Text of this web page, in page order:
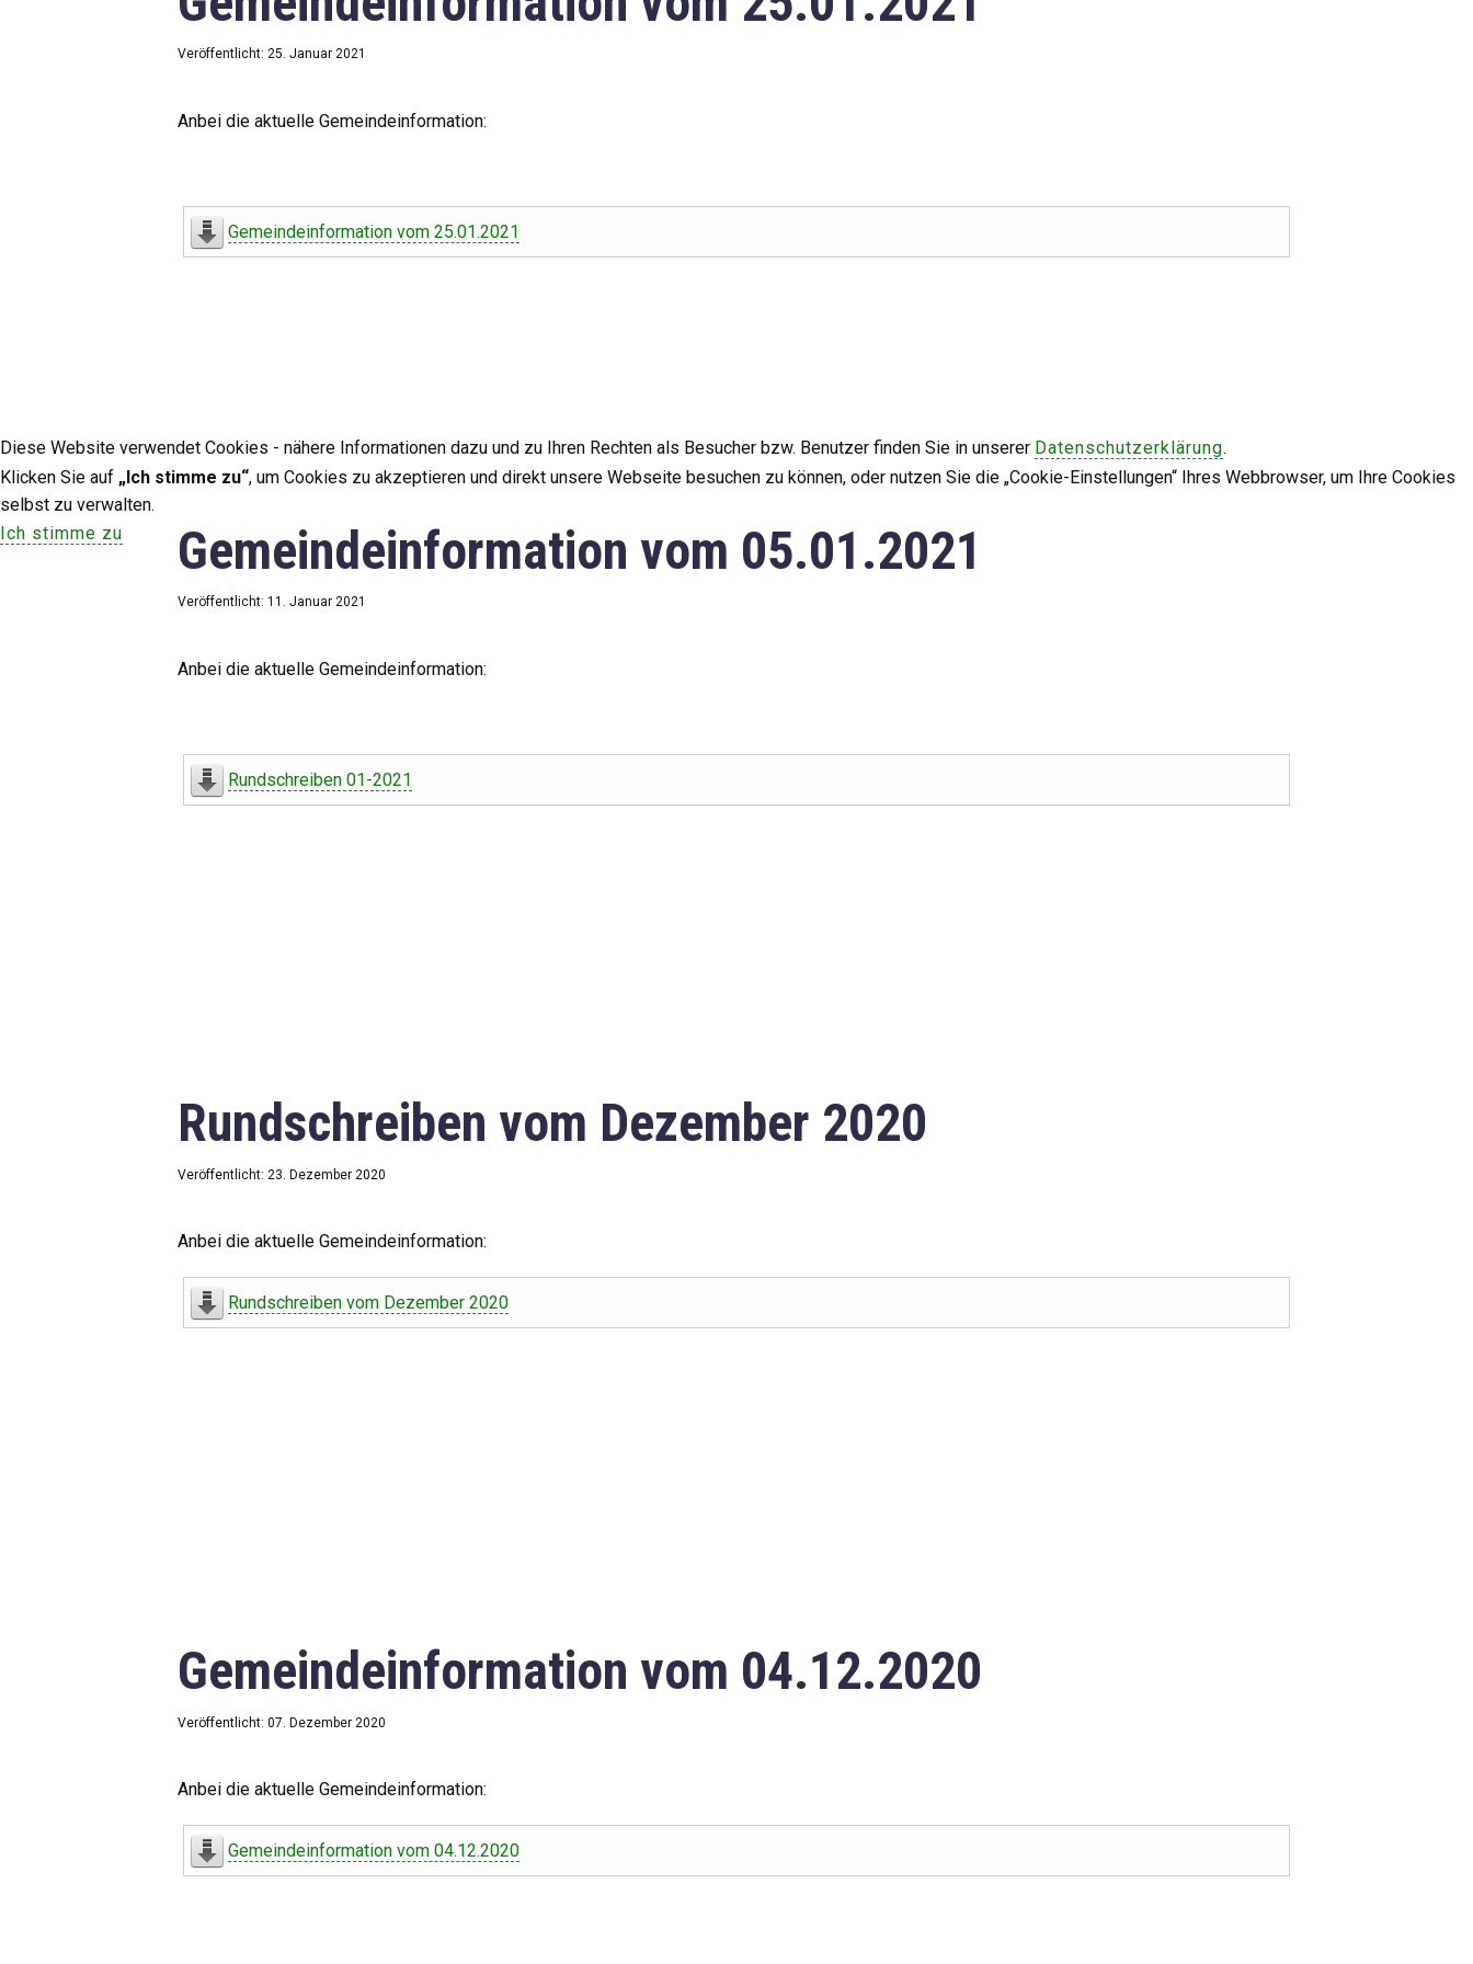
Veröffentlicht: 25. Januar 2021
Anbei die aktuelle Gemeindeinformation:
Gemeindeinformation vom 25.01.2021
Gemeindeinformation vom 05.01.2021
Veröffentlicht: 11. Januar 2021
Anbei die aktuelle Gemeindeinformation:
Rundschreiben 01-2021
Rundschreiben vom Dezember 2020
Veröffentlicht: 23. Dezember 2020
Anbei die aktuelle Gemeindeinformation:
Rundschreiben vom Dezember 2020
Gemeindeinformation vom 04.12.2020
Veröffentlicht: 07. Dezember 2020
Anbei die aktuelle Gemeindeinformation:
Gemeindeinformation vom 04.12.2020
Diese Website verwendet Cookies - nähere Informationen dazu und zu Ihren Rechten als Besucher bzw. Benutzer finden Sie in unserer Datenschutzerklärung.
Klicken Sie auf „Ich stimme zu“, um Cookies zu akzeptieren und direkt unsere Webseite besuchen zu können, oder nutzen Sie die „Cookie-Einstellungen“ Ihres Webbrowser, um Ihre Cookies
selbst zu verwalten.
Ich stimme zu